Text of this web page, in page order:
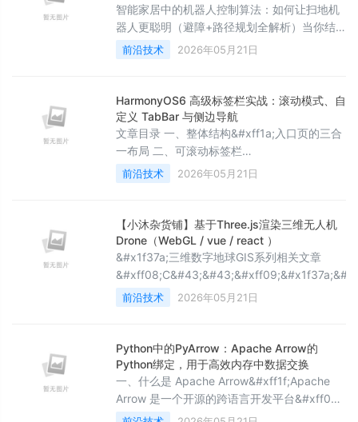
望 class 卑微码农: def __init
智能家居中的机器人控制算法：如何让扫地机
器人更聪明（避障+路径规划全解析）当你结
束一天疲惫的工作回到家，发现地板已经被扫
地机器人打扫得一尘不染，这种体验确实令人
备是如何在复杂的家居环境中自如穿梭，避开
各种障碍物，并高效完成清扫任务的？这一切
都归功于其内部精妙的控制算法系统。现代扫
地机器人已经发展成为一个集成了多种先进技
术的智能终端。它们不仅能够自主规划清扫路
前沿技术 2026年05月21日
HarmonyOS6 高级标签栏实战：滚动模式、自
定义 TabBar 与侧边导航
文章目录 一、整体结构&#xff1a;入口页的三合
一布局 二、可滚动标签栏
&#xff08;BarMode.Scrollable&#xff09; 2.1
Fixed 与 Scrollable 的区别 2.2 自定义
2.3 完整实现 三、完全自定义底部
TabBar&#xff08;仿微信风格&#xff
前沿技术 2026年05月21日
【小沐杂货铺】基于Three.js渲染三维无人机
Drone（WebGL / vue / react ）
&#x1f37a;三维数字地球GIS系列相关文章
1 【小沐学GIS】基于C&#43;&#43;绘制三维数
球Earth&#xff08;OpenGL、glfw、glut&#xff09;
地球Earth&#xff08;OpenGL、
前沿技术 2026年05月21日
Python中的PyArrow：Apache Arrow的
Python绑定，用于高效内存中数据交换
一、什么是 Apache Arrow&#xff1f;Apache
Arrow 是一个开源的跨语言开发平台&#xff0c;
专注于在内存中处理列式数据。它定义了一种